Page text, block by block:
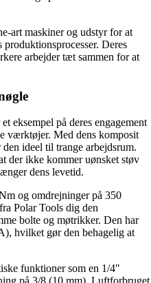
art maskiner og udstyr for at
Deres
arbejder tæt sammen for at
eksempel på deres engagement
værktøjer. Med dens komposit
ideel til trange arbejdsrum.
der ikke kommer uønsket støv
dens levetid.
og omdrejninger på 350
Polar Tools dig den
bolte og møtrikker. Den har
hvilket gør den behagelig at
funktioner som en 1/4″